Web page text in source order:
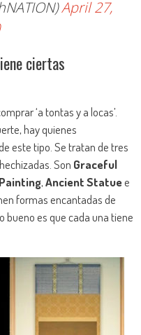
April 27,
ciertas
‘a tontas y a locas’.
hay quienes
este tipo. Se tratan de tres
Son Graceful
,Ancient Statuee
formas encantadas de
bueno es que cada una tiene